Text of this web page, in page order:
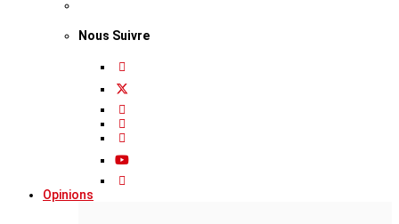
Nous Suivre
Opinions